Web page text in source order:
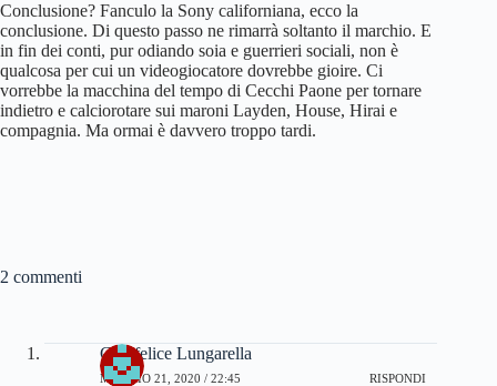
Conclusione? Fanculo la Sony californiana, ecco la
conclusione. Di questo passo ne rimarrà soltanto il marchio. E
in fin dei conti, pur odiando soia e guerrieri sociali, non è
qualcosa per cui un videogiocatore dovrebbe gioire. Ci
vorrebbe la macchina del tempo di Cecchi Paone per tornare
indietro e calciorotare sui maroni Layden, House, Hirai e
compagnia. Ma ormai è davvero troppo tardi.
2 commenti
Gianfelice Lungarella
MAGGIO 21, 2020 / 22:45 RISPONDI